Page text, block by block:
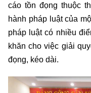
cáo tồn đọng thuộc
hành pháp luật của
pháp luật có nhiều
khăn cho việc giải
đọng, kéo dài.